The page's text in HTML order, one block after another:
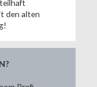
den alten